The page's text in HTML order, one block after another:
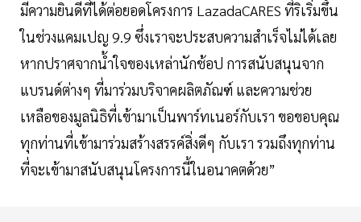
มีความยินดีที่ได้ต่อยอดโครงการ LazadaCARES ที่ริเริ่มขึ้น
ในช่วงแคมเปญ 9.9 ซึ่งเราจะประสบความสำเร็จไม่ได้เลย
หากปราศจากน้ำใจของเหล่านักช้อป การสนับสนุนจาก
แบรนด์ต่างๆ ที่มาร่วมบริจาคผลิตภัณฑ์ และความช่วย
เหลือของมูลนิธิที่เข้ามาเป็นพาร์ทเนอร์กับเรา ขอขอบคุณ
ทุกท่านที่เข้ามาร่วมสร้างสรรค์สิ่งดีๆ กับเรา รวมถึงทุกท่าน
ที่จะเข้ามาสนับสนุนโครงการนี้ในอนาคตด้วย”